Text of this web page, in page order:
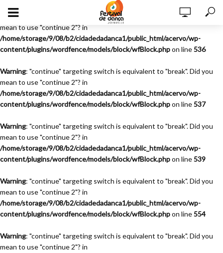
Warning
: "continue" targeting switch is equivalent to "break". Did you
mean to use "continue 2"? in
/home/storage/9/08/b2/cidadedadanca1/public_html/acervo/wp-
content/plugins/wordfence/models/block/wfBlock.phpon line536
Warning: "continue" targeting switch is equivalent to "break". Did you
mean to use "continue 2"? in
/home/storage/9/08/b2/cidadedadanca1/public_html/acervo/wp-
content/plugins/wordfence/models/block/wfBlock.phpon line537
Warning: "continue" targeting switch is equivalent to "break". Did you
mean to use "continue 2"? in
/home/storage/9/08/b2/cidadedadanca1/public_html/acervo/wp-
content/plugins/wordfence/models/block/wfBlock.phpon line539
Warning: "continue" targeting switch is equivalent to "break". Did you
mean to use "continue 2"? in
/home/storage/9/08/b2/cidadedadanca1/public_html/acervo/wp-
content/plugins/wordfence/models/block/wfBlock.phpon line554
Warning: "continue" targeting switch is equivalent to "break". Did you
mean to use "continue 2"? in